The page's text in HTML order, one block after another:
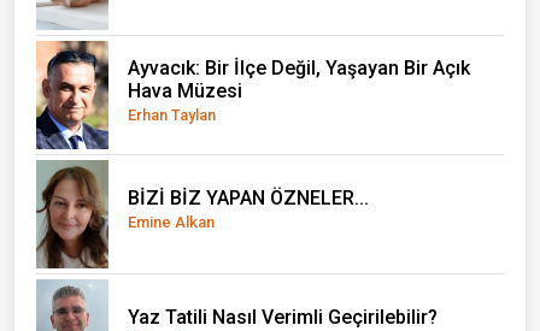
Ayvacık: Bir İlçe Değil, Yaşayan Bir Açık
Hava Müzesi
Erhan Taylan
BİZİ BİZ YAPAN ÖZNELER...
Emine Alkan
Yaz Tatili Nasıl Verimli Geçirilebilir?